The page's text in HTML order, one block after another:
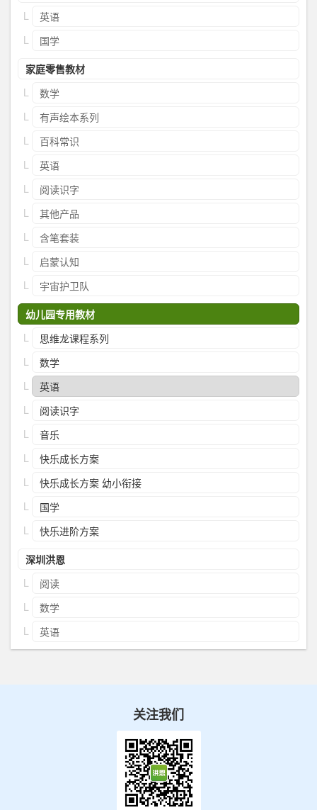
英语
国学
家庭零售教材
数学
有声绘本系列
百科常识
英语
阅读识字
其他产品
含笔套装
启蒙认知
宇宙护卫队
幼儿园专用教材
思维龙课程系列
数学
英语
阅读识字
音乐
快乐成长方案
快乐成长方案 幼小衔接
国学
快乐进阶方案
深圳洪恩
阅读
数学
英语
关注我们